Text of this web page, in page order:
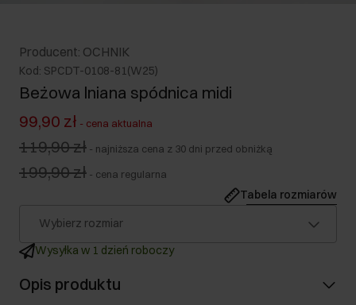
Producent: OCHNIK
Kod: SPCDT-0108-81(W25)
Beżowa lniana spódnica midi
99,90 zł - cena aktualna
119,90 zł - najniższa cena z 30 dni przed obniżką
199,90 zł - cena regularna
Tabela rozmiarów
Wybierz rozmiar
Wysyłka w 1 dzień roboczy
Opis produktu